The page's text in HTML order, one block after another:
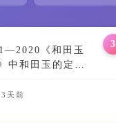
3
《和田玉
中和田玉的定义
天前